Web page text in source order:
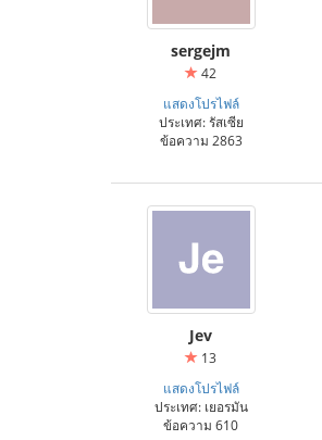
sergejm
42
แสดงโปรไฟล์
ประเทศ: รัสเซีย
ข้อความ 2863
Jev
13
แสดงโปรไฟล์
ประเทศ: เยอรมัน
ข้อความ 610